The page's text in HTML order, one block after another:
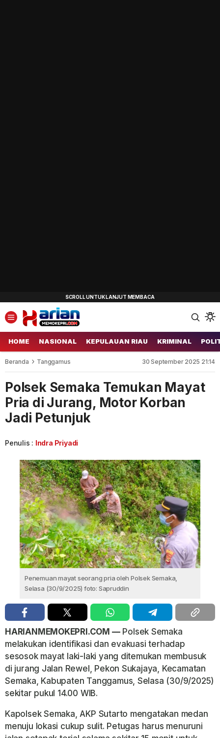
HOME NASIONAL KEPULAUAN RIAU KRIMINAL
Beranda Tanggamus 30 September 2025 21:14
Polsek Semaka Temukan Mayat
Pria di Jurang, Motor Korban
Jadi Petunjuk
Penulis : Indra Priyadi
Penemuan mayat seorang pria oleh Polsek Semaka,
Selasa (30/9/2025) foto: Sapruddin
HARIANMEMOKEPRI.COM —Polsek Semaka
melakukan identifikasi dan evakuasi terhadap
sesosok mayat laki-laki yang ditemukan membusuk
di jurang Jalan Rewel, Pekon Sukajaya, Kecamatan
Semaka, Kabupaten Tanggamus, Selasa (30/9/2025)
sekitar pukul 14.00 WIB.
Kapolsek Semaka, AKP Sutarto mengatakan medan
menuju lokasi cukup sulit. Petugas harus menuruni